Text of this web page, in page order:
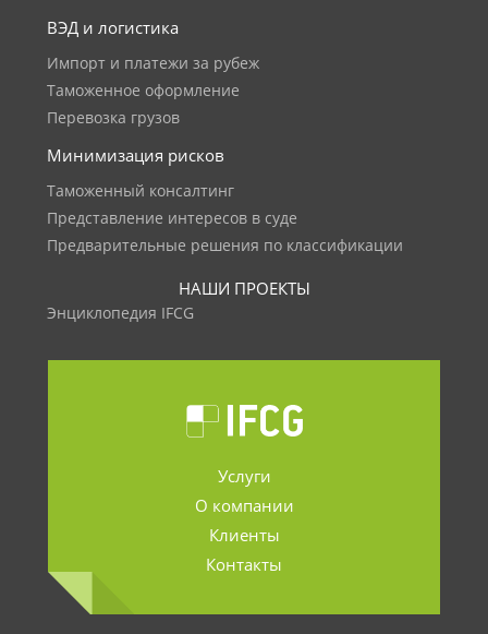
ВЭД и логистика
Импорт и платежи за рубеж
Таможенное оформление
Перевозка грузов
Минимизация рисков
Таможенный консалтинг
Представление интересов в суде
Предварительные решения по классификации
НАШИ ПРОЕКТЫ
Энциклопедия IFCG
Услуги
О компании
Клиенты
Контакты